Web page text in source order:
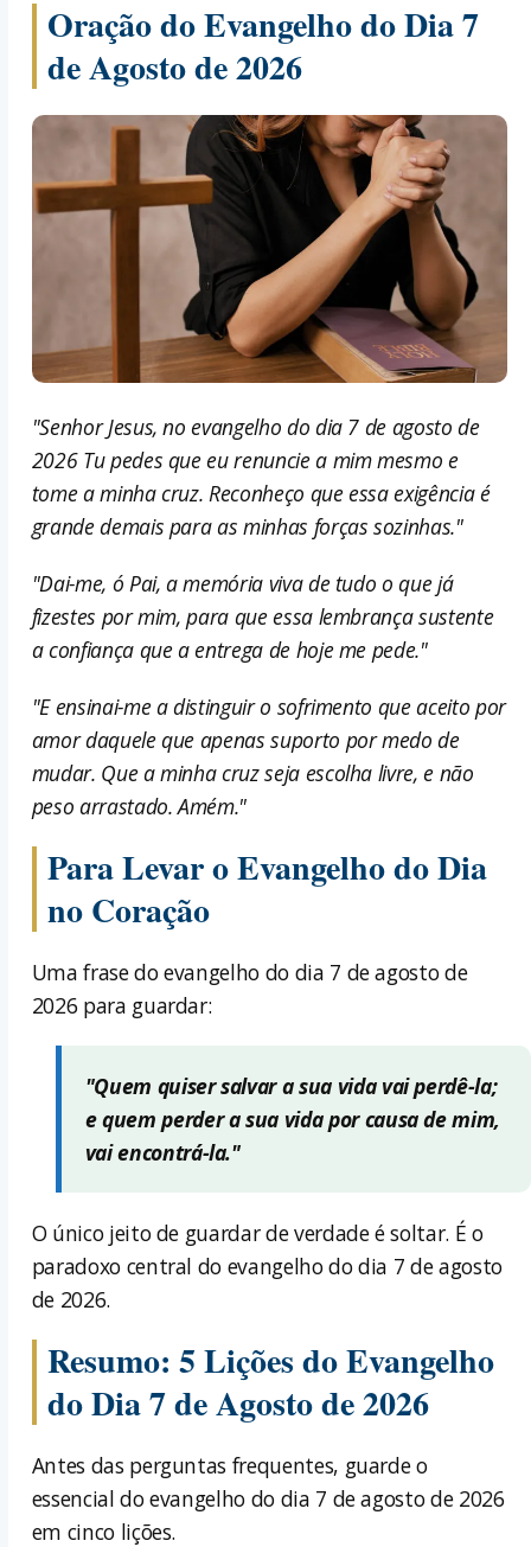
Oração do Evangelho do Dia 7
de Agosto de 2026
"Senhor Jesus, no evangelho do dia 7 de agosto de
2026 Tu pedes que eu renuncie a mim mesmo e
tome a minha cruz. Reconheço que essa exigência é
grande demais para as minhas forças sozinhas."
"Dai-me, ó Pai, a memória viva de tudo o que já
fizestes por mim, para que essa lembrança sustente
a confiança que a entrega de hoje me pede."
"E ensinai-me a distinguir o sofrimento que aceito por
amor daquele que apenas suporto por medo de
mudar. Que a minha cruz seja escolha livre, e não
peso arrastado. Amém."
Para Levar o Evangelho do Dia
no Coração
Uma frase do evangelho do dia 7 de agosto de
2026 para guardar:
"Quem quiser salvar a sua vida vai perdê-la;
e quem perder a sua vida por causa de mim,
vai encontrá-la."
O único jeito de guardar de verdade é soltar. É o
paradoxo central do evangelho do dia 7 de agosto
de 2026.
Resumo: 5 Lições do Evangelho
do Dia 7 de Agosto de 2026
Antes das perguntas frequentes, guarde o
essencial do evangelho do dia 7 de agosto de 2026
em cinco lições.